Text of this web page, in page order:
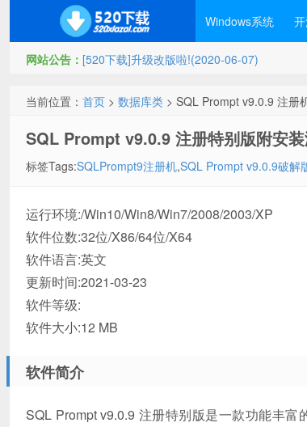
Windows系统
网站公告： [520下载]升级改版啦!(2020-06-07)
当前位置： 首页 > 数据库类 > SQL Prompt v9.0.9 注册
SQL Prompt v9.0.9 注册特别版附安
标签Tags:SQLPrompt9注册机,SQL Prompt v9.0.9破解
运行环境:/Win10/Win8/Win7/2008/2003/XP
软件位数:32位/X86/64位/X64
软件语言:英文
更新时间:2021-03-23
软件等级:
软件大小:12 MB
软件简介
SQL Prompt v9.0.9 注册特别版是一款功能丰